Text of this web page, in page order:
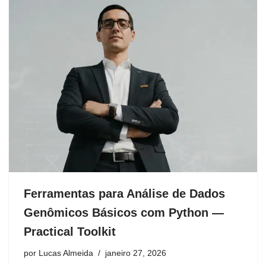
Ferramentas para Análise de Dados
Genômicos Básicos com Python —
Practical Toolkit
por Lucas Almeida janeiro 27, 2026